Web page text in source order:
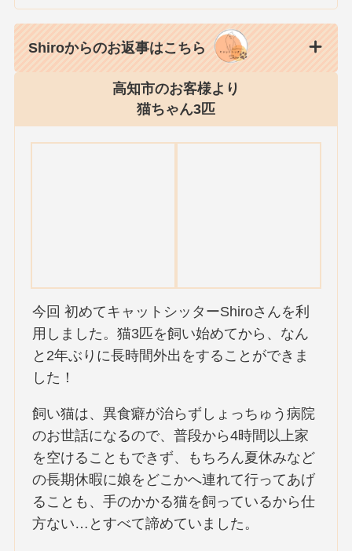
Shiroからのお返事はこちら
高知市のお客様より
猫ちゃん3匹
今回 初めてキャットシッターShiroさんを利
用しました。猫3匹を飼い始めてから、なん
と2年ぶりに長時間外出をすることができま
した！
飼い猫は、異食癖が治らずしょっちゅう病院
のお世話になるので、普段から4時間以上家
を空けることもできず、もちろん夏休みなど
の長期休暇に娘をどこかへ連れて行ってあげ
ることも、手のかかる猫を飼っているから仕
方ない…とすべて諦めていました。